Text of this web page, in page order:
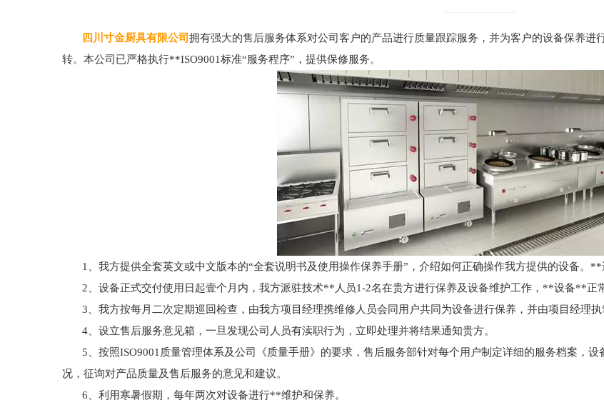
四川寸金厨具有限公司拥有强大的售后服务体系对公司客户的产品进行质量跟踪服务，并为客户的设备保养
转。本公司已严格执行**ISO9001标准“服务程序”，提供保修服务。
1、我方提供全套英文或中文版本的“全套说明书及使用操作保养手册”，介绍如何正确操作我方提供的设备。
2、设备正式交付使用日起壹个月内，我方派驻技术**人员1-2名在贵方进行保养及设备维护工作，**设备**正
3、我方按每月二次定期巡回检查，由我方项目经理携维修人员会同用户共同为设备进行保养，并由项目经理
4、设立售后服务意见箱，一旦发现公司人员有渎职行为，立即处理并将结果通知贵方。
5、按照ISO9001质量管理体系及公司《质量手册》的要求，售后服务部针对每个用户制定详细的服务档案，
况，征询对产品质量及售后服务的意见和建议。
6、利用寒暑假期，每年两次对设备进行**维护和保养。